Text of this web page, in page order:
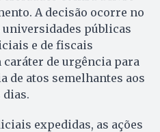
A decisão ocorre no
públicas
e de fiscais
de urgência para
de atos semelhantes aos
expedidas, as ações